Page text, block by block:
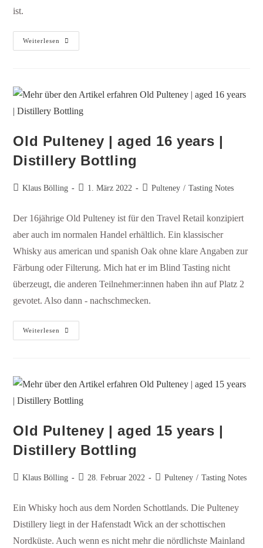
ist.
Weiterlesen
Old Pulteney | aged 16 years |
Distillery Bottling
Klaus Bölling 1. März 2022 Pulteney / Tasting Notes
Der 16jährige Old Pulteney ist für den Travel Retail konzipiert
aber auch im normalen Handel erhältlich. Ein klassischer
Whisky aus american und spanish Oak ohne klare Angaben zur
Färbung oder Filterung. Mich hat er im Blind Tasting nicht
überzeugt, die anderen Teilnehmer:innen haben ihn auf Platz 2
gevotet. Also dann - nachschmecken.
Weiterlesen
Old Pulteney | aged 15 years |
Distillery Bottling
Klaus Bölling 28. Februar 2022 Pulteney / Tasting Notes
Ein Whisky hoch aus dem Norden Schottlands. Die Pulteney
Distillery liegt in der Hafenstadt Wick an der schottischen
Nordküste. Auch wenn es nicht mehr die nördlichste Mainland